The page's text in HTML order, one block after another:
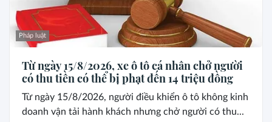
Pháp luật
Từ ngày 15/8/2026, xe ô tô cá nhân chở người
có thu tiền có thể bị phạt đến 14 triệu đồng
Từ ngày 15/8/2026, người điều khiển ô tô không kinh
doanh vận tải hành khách nhưng chở người có thu...